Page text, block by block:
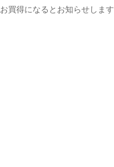
お買得になるとお知らせします